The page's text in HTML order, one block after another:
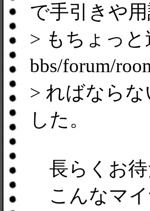
で手引きや
> もちょっ
bbs/forum/
> ればなら
した。
長らくお待
こんなマイ